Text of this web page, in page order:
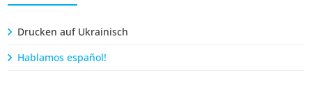
Drucken auf Ukrainisch
Hablamos español!